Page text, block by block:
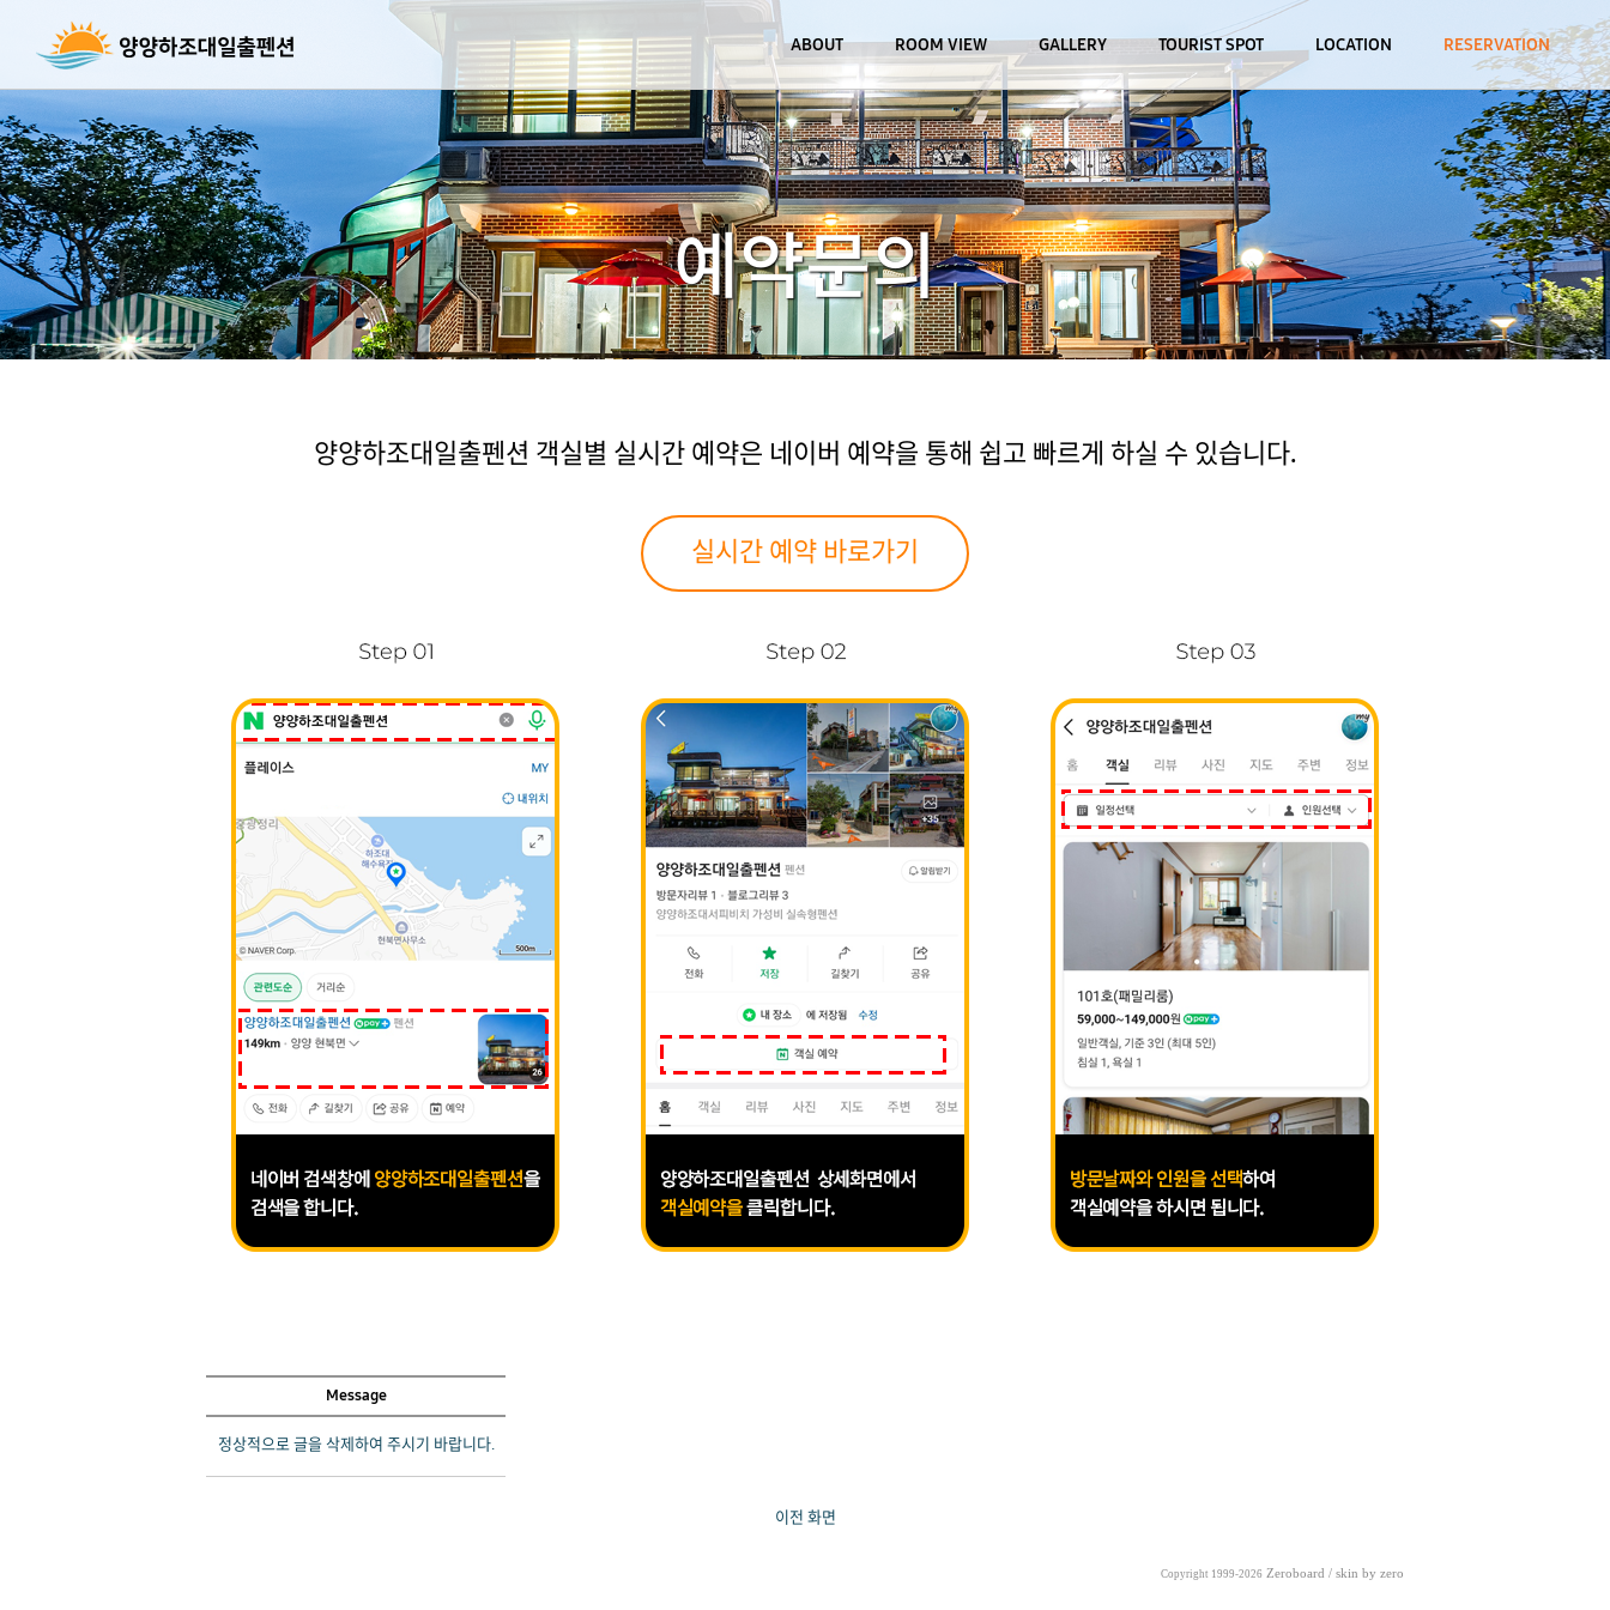
예약문의
양양하조대일출펜션 객실별 실시간 예약은 네이버 예약을 통해 쉽고 빠르게 하실 수 있습니다.
실시간 예약 바로가기
Message
정상적으로 글을 삭제하여 주시기 바랍니다.
이전 화면
Copyright 1999-2026 Zeroboard / skin by zero
ABOUT ROOM VIEW GALLERY TOURIST SPOT LOCATION RESERVATION